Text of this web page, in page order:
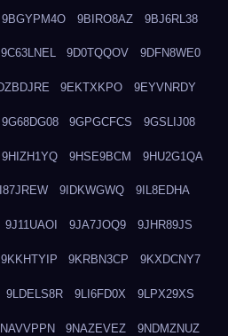
9BGYPM4O 9BIRO8AZ 9BJ6RL38
9C63LNEL 9D0TQQOV 9DFN8WE0
9EKTXKPO 9EYVNRDY
9G68DG08 9GPGCFCS 9GSLIJ08
9HIZH1YQ 9HSE9BCM 9HU2G1QA
9IDKWGWQ 9IL8EDHA
9J11UAOI 9JA7JOQ9 9JHR89JS
9KKHTYIP 9KRBN3CP 9KXDCNY7
9LDELS8R 9LI6FD0X 9LPX29XS
9NAZEVEZ 9NDMZNUZ